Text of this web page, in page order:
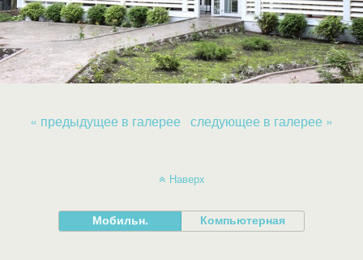
« предыдущее в галерее следующее в галерее »
Наверх
Мобильн. Компьютерная